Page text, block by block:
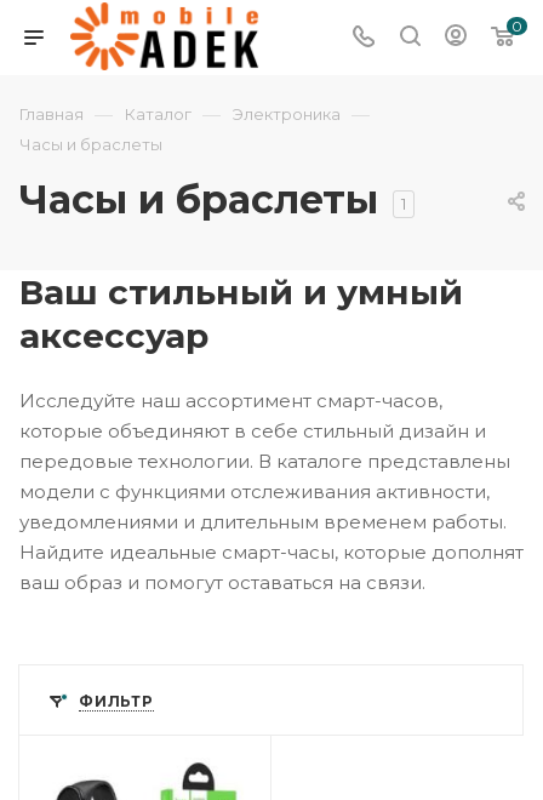
0
Главная — Каталог — Электроника —
Часы и браслеты
Часы и браслеты 1
Ваш стильный и умный
аксессуар
Исследуйте наш ассортимент смарт-часов,
которые объединяют в себе стильный дизайн и
передовые технологии. В каталоге представлены
модели с функциями отслеживания активности,
уведомлениями и длительным временем работы.
Найдите идеальные смарт-часы, которые дополнят
ваш образ и помогут оставаться на связи.
ФИЛЬТР